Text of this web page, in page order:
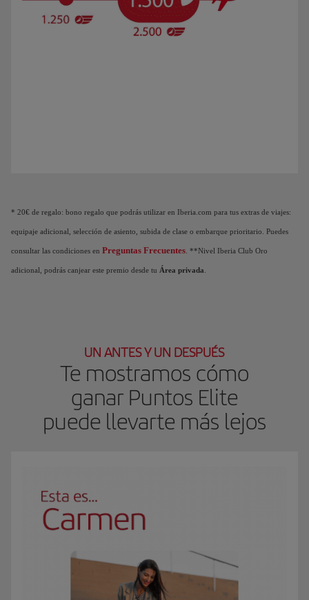
* 20€ de regalo: bono regalo que podrás utilizar en Iberia.com para tus extras de viajes:
equipaje adicional, selección de asiento, subida de clase o embarque prioritario. Puedes
consultar las condiciones en Preguntas Frecuentes . **Nivel Iberia Club Oro
adicional, podrás canjear este premio desde tu Área privada
UN ANTES Y UN DESPUÉS
Te mostramos cómo
ganar Puntos Elite
puede llevarte más lejos